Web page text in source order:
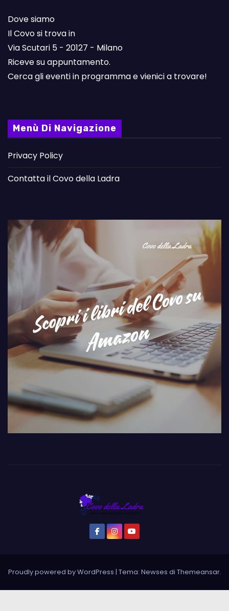
Dove siamo
Il Covo si trova in
Via Scutari 5 - 20127 - Milano
Riceve su appuntamento.
Cerca gli eventi in programma e vienici a trovare!
Menù Di Navigazione
Privacy Policy
Contatta il Covo della Ladra
Proudly powered by WordPress | Tema: Newses di Themeansar.